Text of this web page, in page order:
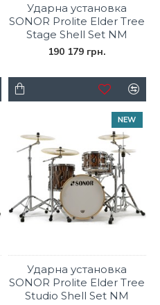
Ударна установка
SONOR Prolite Elder Tree
Stage Shell Set NM
190 179 грн.
NEW
Ударна установка
SONOR Prolite Elder Tree
Studio Shell Set NM